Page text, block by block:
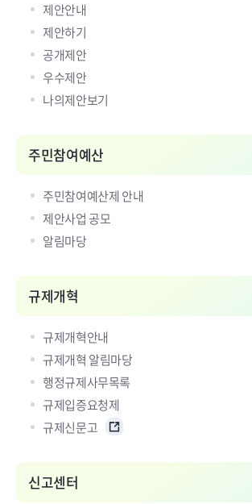
제안안내
제안하기
공개제안
우수제안
나의제안보기
주민참여예산
주민참여예산제 안내
제안사업 공모
알림마당
규제개혁
규제개혁안내
규제개혁 알림마당
행정규제사무목록
규제입증요청제
규제신문고
신고센터